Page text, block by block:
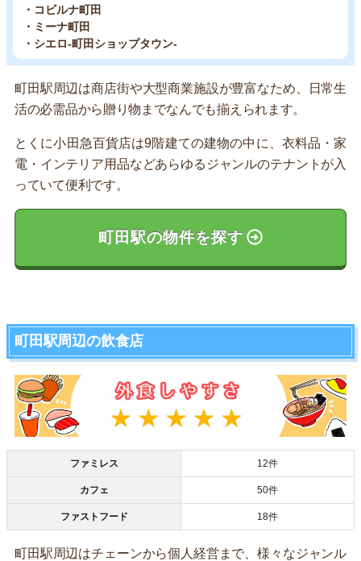
・コビルナ町田
・ミーナ町田
・シエロ-町田ショップタウン-
町田駅周辺は商店街や大型商業施設が豊富なため、日常生
活の必需品から贈り物までなんでも揃えられます。
とくに小田急百貨店は9階建ての建物の中に、衣料品・家
電・インテリア用品などあらゆるジャンルのテナントが入
っていて便利です。
町田駅の物件を探す
町田駅周辺の飲食店
ファミレス 12件
カフェ 50件
ファストフード 18件
町田駅周辺はチェーンから個人経営まで、様々なジャンル